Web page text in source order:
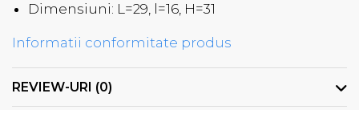
Dimensiuni: L=29, l=16, H=31
Informatii conformitate produs
REVIEW-URI (0)